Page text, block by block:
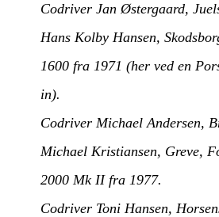
Codriver Jan Østergaard,
Hans Kolby Hansen,
1600 fra 1971 (her ved en
in).
Codriver Michael Andersen,
Michael Kristiansen, Greve,
2000 Mk II fra 1977.
Codriver Toni Hansen,